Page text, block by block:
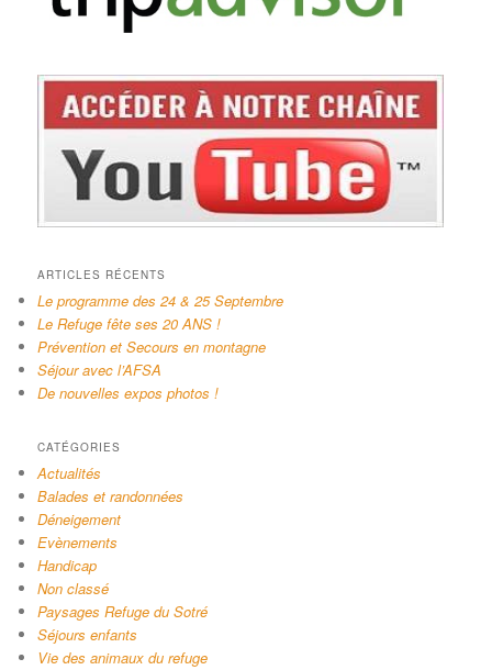
ARTICLES RÉCENTS
Le programme des 24 & 25 Septembre
Le Refuge fête ses 20 ANS !
Prévention et Secours en montagne
Séjour avec l’AFSA
De nouvelles expos photos !
CATÉGORIES
Actualités
Balades et randonnées
Déneigement
Evènements
Handicap
Non classé
Paysages Refuge du Sotré
Séjours enfants
Vie des animaux du refuge